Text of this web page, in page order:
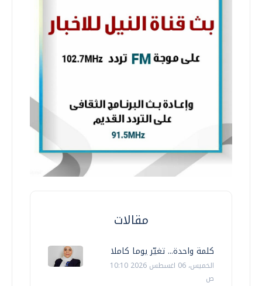
مقالات
كلمة واحدة... تغيّر يوما كاملا
الخميس، 06 اغسطس 2026 10:10
ص